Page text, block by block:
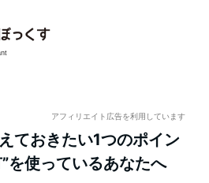
アフィリエイト広告を利用しています
ておきたい1つのポイン
を使っているあなたへ